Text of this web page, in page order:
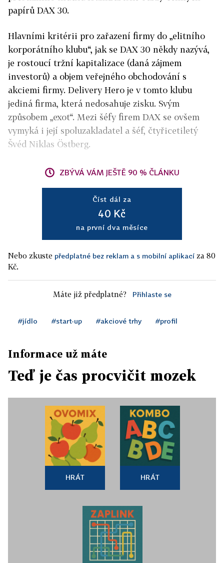
papírů DAX 30.
Hlavními kritérii pro zařazení firmy do „elitního
korporátního klubu“, jak se DAX 30 někdy nazývá,
je rostoucí tržní kapitalizace (daná zájmem
investorů) a objem veřejného obchodování s
akciemi firmy. Delivery Hero je v tomto klubu
jediná firma, která nedosahuje zisku. Svým
způsobem „exot“. Mezi šéfy firem DAX se ovšem
vymyká i její spoluzakladatel a šéf, čtyřicetiletý
Švéd Niklas Östberg.
ZBÝVÁ VÁM JEŠTĚ 90 % ČLÁNKU
Číst dál za
40 Kč
na první dva měsíce
Nebo zkuste předplatné bez reklam a s mobilní aplikací za 80
Kč.
Máte již předplatné? Přihlaste se
#jídlo #start-up #akciové trhy #profil
Informace už máte
Teď je čas procvičit mozek
HRÁT HRÁT